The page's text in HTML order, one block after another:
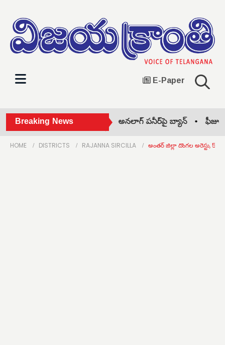
E-Paper
Breaking News
ఆరోగ్యాన్ని పెంచుతాయి • అనలాగ్ పనీర్‌పై బ్యాన్ • ఫీజుల
HOME DISTRICTS RAJANNA SIRCILLA అంతర్ జిల్లా దొంగల అరెస్టు, 5